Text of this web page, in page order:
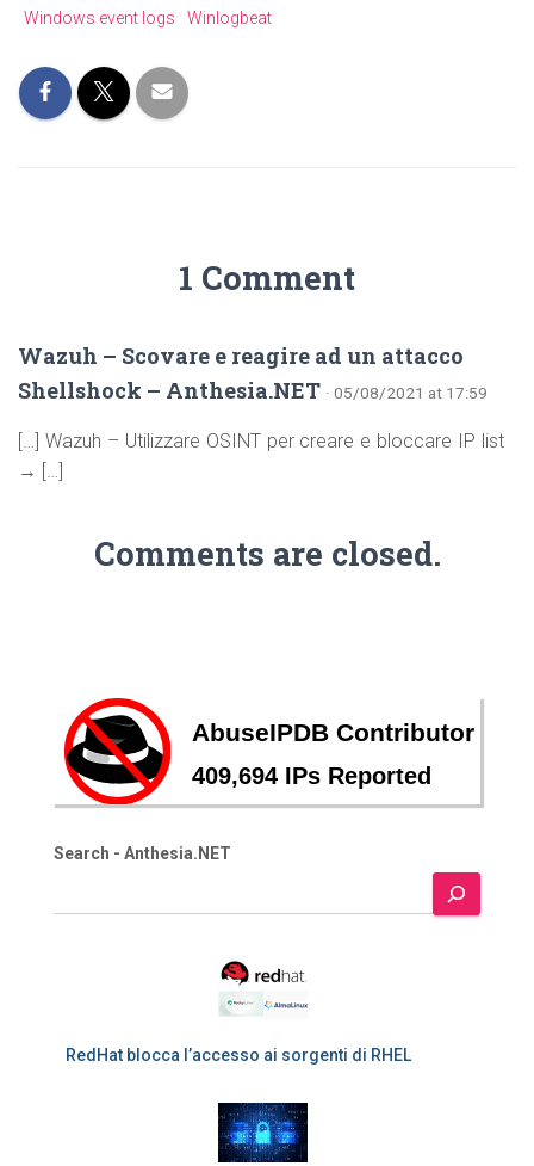
Windows event logs Winlogbeat
1 Comment
Wazuh – Scovare e reagire ad un attacco
Shellshock – Anthesia.NET · 05/08/2021 at 17:59
[…] Wazuh – Utilizzare OSINT per creare e bloccare IP list
→ […]
Comments are closed.
Search - Anthesia.NET
RedHat blocca l’accesso ai sorgenti di RHEL